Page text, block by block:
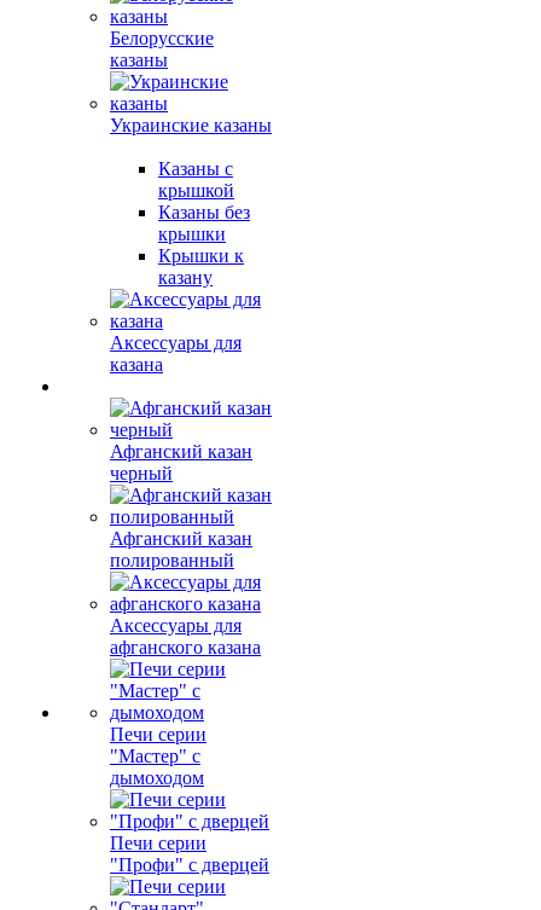
Белорусские
казаны
Украинские казаны
Казаны с
крышкой
Казаны без
крышки
Крышки к
казану
Аксессуары для
казана
Афганский казан
черный
Афганский казан
полированный
Аксессуары для
афганского казана
Печи серии
"Мастер" с
дымоходом
Печи серии
"Профи" с дверцей